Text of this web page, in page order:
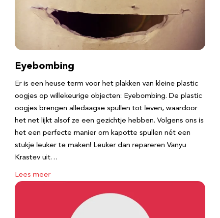
Eyebombing
Er is een heuse term voor het plakken van kleine plastic
oogjes op willekeurige objecten: Eyebombing. De plastic
oogjes brengen alledaagse spullen tot leven, waardoor
het net lijkt alsof ze een gezichtje hebben. Volgens ons is
het een perfecte manier om kapotte spullen nét een
stukje leuker te maken! Leuker dan repareren Vanyu
Krastev uit…
Lees meer